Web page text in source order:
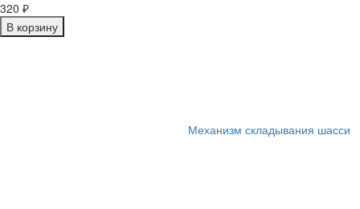
320 ₽
В корзину
Механизм складывания шасси